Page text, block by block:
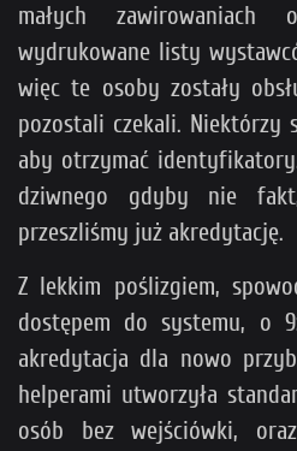
małych
wydrukowane listy
więc te osoby zostały
pozostali czekali. Niektórzy
aby otrzymać
dziwnego gdyby nie
przeszliśmy już akredytację.
Z lekkim poślizgiem,
dostępem do systemu, o
akredytacja dla nowo
helperami utworzyła
osób bez wejściówki,